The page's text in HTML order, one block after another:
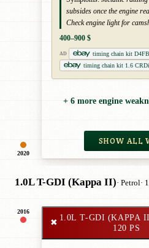
2020
subsides once the engine
Check engine light for
400–900 $
AD
timing chain kit D4FB
timing chain kit 1.6 CRDi
+ 6 more engine
SHOW ALL
1.0L T-GDI (Kappa II)· Petrol·
2016
✖
1.0L T-GDI (KAPPA
120 PS